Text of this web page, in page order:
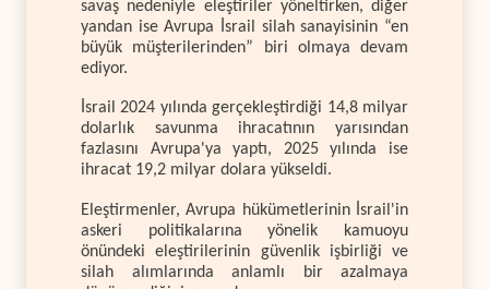
savaş nedeniyle eleştiriler yöneltirken, diğer
yandan ise Avrupa İsrail silah sanayisinin “en
büyük müşterilerinden” biri olmaya devam
ediyor.
İsrail 2024 yılında gerçekleştirdiği 14,8 milyar
dolarlık savunma ihracatının yarısından
fazlasını Avrupa'ya yaptı, 2025 yılında ise
ihracat 19,2 milyar dolara yükseldi.
Eleştirmenler, Avrupa hükümetlerinin İsrail'in
askeri politikalarına yönelik kamuoyu
önündeki eleştirilerinin güvenlik işbirliği ve
silah alımlarında anlamlı bir azalmaya